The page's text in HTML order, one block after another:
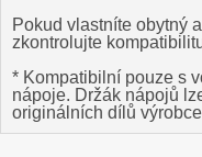
Pokud vlastníte obytný
zkontrolujte
* Kompatibilní pouze s
nápoje. Držák nápojů
originálních dílů